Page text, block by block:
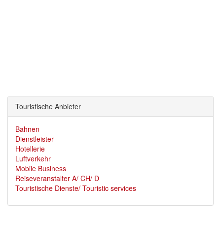
Touristische Anbieter
Bahnen
Dienstleister
Hotellerie
Luftverkehr
Mobile Business
Reiseveranstalter A/ CH/ D
Touristische Dienste/ Touristic services